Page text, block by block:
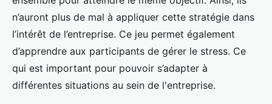
n’auront plus de mal à appliquer cette stratégie dans
l’intérêt de l’entreprise. Ce jeu permet également
d’apprendre aux participants de gérer le stress. Ce
qui est important pour pouvoir s’adapter à
différentes situations au sein de l'entreprise.